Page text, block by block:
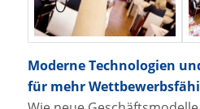
Moderne Technologien
für mehr